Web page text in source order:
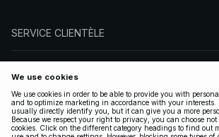
SERVICE CLIENTÈLE
SUIVEZ-NOUS